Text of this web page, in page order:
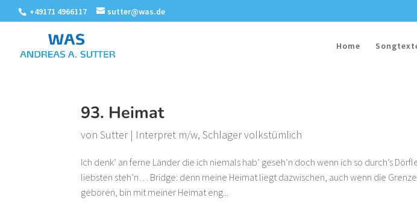
+49171 4966117 sutter@was.de
Home
93. Heimat
vonSutter| Interpret m/w,Schlager volkstümlich
Ich denk’ an ferne Länder die ich niemals hab’ geseh’n doch wenn ich so durch’s
liebsten steh’n… Bridge: denn meine Heimat liegt dazwischen, auch wenn die
geboren, bin mit meiner Heimat eng...